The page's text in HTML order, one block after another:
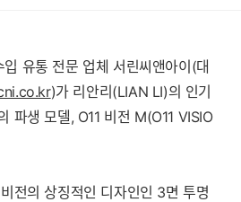
유통 전문 업체 서린씨앤아이(대
)가 리안리(LIAN LI)의 인기
파생 모델, O11 비전 M(O11 VISIO
전의 상징적인 디자인인 3면 투명